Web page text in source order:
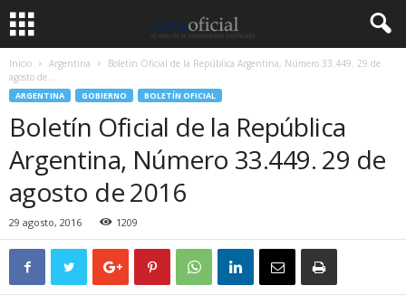
Inicio Argentina
Boletín Oficial de la República Argentina, Número 33.449. 29 de
agosto de...
ARGENTINA GOBIERNO BOLETÍN OFICIAL
Boletín Oficial de la República
Argentina, Número 33.449. 29 de
agosto de 2016
29 agosto, 2016 1209